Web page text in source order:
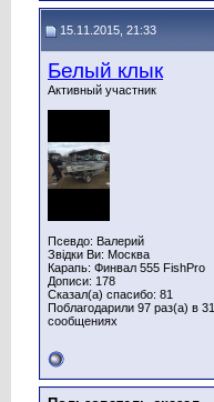
15.11.2015, 21:33
Белый клык
Активный участник
Псевдо: Валерий
Звідки Ви: Москва
Карапь: Финвал 555 FishPro
Дописи: 178
Сказал(а) спасибо: 81
Поблагодарили 97 раз(а) в 31
сообщениях